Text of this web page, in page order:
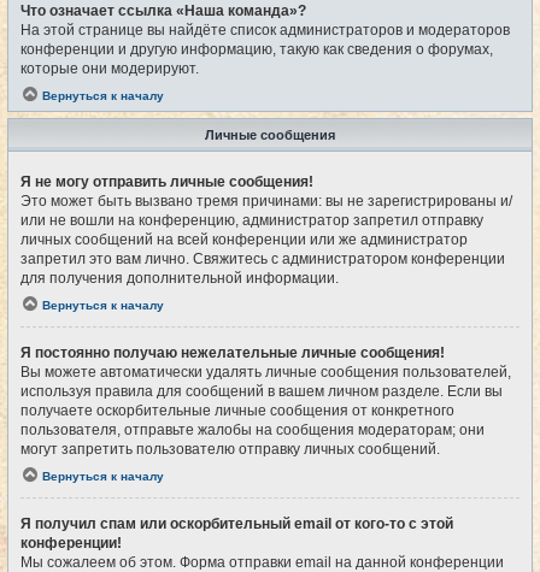
Что означает ссылка «Наша команда»?
На этой странице вы найдёте список администраторов и модераторов
конференции и другую информацию, такую как сведения о форумах,
которые они модерируют.
Вернуться к началу
Личные сообщения
Я не могу отправить личные сообщения!
Это может быть вызвано тремя причинами: вы не зарегистрированы и/
или не вошли на конференцию, администратор запретил отправку
личных сообщений на всей конференции или же администратор
запретил это вам лично. Свяжитесь с администратором конференции
для получения дополнительной информации.
Вернуться к началу
Я постоянно получаю нежелательные личные сообщения!
Вы можете автоматически удалять личные сообщения пользователей,
используя правила для сообщений в вашем личном разделе. Если вы
получаете оскорбительные личные сообщения от конкретного
пользователя, отправьте жалобы на сообщения модераторам; они
могут запретить пользователю отправку личных сообщений.
Вернуться к началу
Я получил спам или оскорбительный email от кого-то с этой
конференции!
Мы сожалеем об этом. Форма отправки email на данной конференции